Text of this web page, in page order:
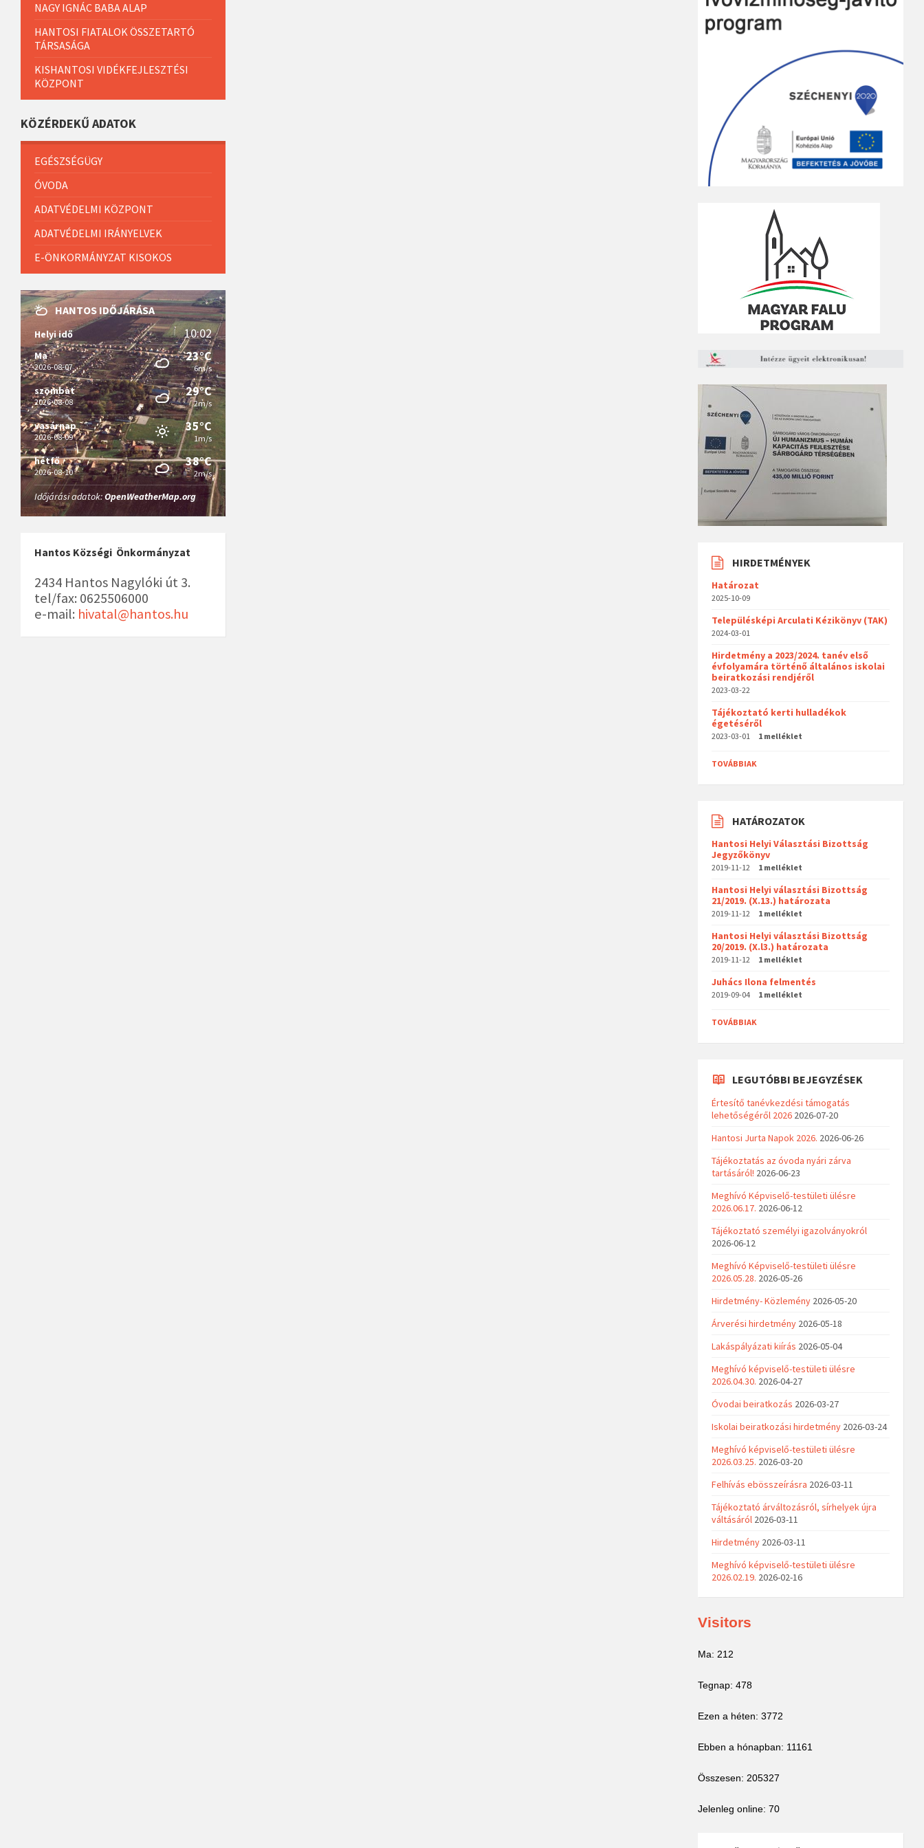
NAGY IGNÁC BABA ALAP
HANTOSI FIATALOK ÖSSZETARTÓ
TÁRSASÁGA
KISHANTOSI VIDÉKFEJLESZTÉSI
KÖZPONT
KÖZÉRDEKŰ ADATOK
EGÉSZSÉGÜGY
ÓVODA
ADATVÉDELMI KÖZPONT
ADATVÉDELMI IRÁNYELVEK
E-ÖNKORMÁNYZAT KISOKOS
HANTOS IDŐJÁRÁSA
Helyi idő 10:02
Ma
2026-08-07
23°C
6m/s
szombat
2026-08-08
29°C
2m/s
vasárnap
2026-08-09
35°C
1m/s
hétfő
2026-08-10
38°C
2m/s
Időjárási adatok:OpenWeatherMap.org
Hantos Községi Önkormányzat
2434 Hantos Nagylóki út 3.
tel/fax: 0625506000
e-mail: hivatal@hantos.hu
HIRDETMÉNYEK
Határozat
2025-10-09
Településképi Arculati Kézikönyv (TAK)
2024-03-01
Hirdetmény a 2023/2024. tanév első
évfolyamára történő általános iskolai
beiratkozási rendjéről
2023-03-22
Tájékoztató kerti hulladékok
égetéséről
2023-03-01 1 melléklet
TOVÁBBIAK
HATÁROZATOK
Hantosi Helyi Választási Bizottság
Jegyzőkönyv
2019-11-12 1 melléklet
Hantosi Helyi választási Bizottság
21/2019. (X.13.) határozata
2019-11-12 1 melléklet
Hantosi Helyi választási Bizottság
20/2019. (X.l3.) határozata
2019-11-12 1 melléklet
Juhács Ilona felmentés
2019-09-04 1 melléklet
TOVÁBBIAK
LEGUTÓBBI BEJEGYZÉSEK
Értesítő tanévkezdési támogatás
lehetőségéről 2026 2026-07-20
Hantosi Jurta Napok 2026. 2026-06-26
Tájékoztatás az óvoda nyári zárva
tartásáról! 2026-06-23
Meghívó Képviselő-testületi ülésre
2026.06.17. 2026-06-12
Tájékoztató személyi igazolványokról
2026-06-12
Meghívó Képviselő-testületi ülésre
2026.05.28. 2026-05-26
Hirdetmény- Közlemény 2026-05-20
Árverési hirdetmény 2026-05-18
Lakáspályázati kiírás 2026-05-04
Meghívó képviselő-testületi ülésre
2026.04.30. 2026-04-27
Óvodai beiratkozás 2026-03-27
Iskolai beiratkozási hirdetmény 2026-03-24
Meghívó képviselő-testületi ülésre
2026.03.25. 2026-03-20
Felhívás ebösszeírásra 2026-03-11
Tájékoztató árváltozásról, sírhelyek újra
váltásáról 2026-03-11
Hirdetmény 2026-03-11
Meghívó képviselő-testületi ülésre
2026.02.19. 2026-02-16
Visitors
Ma: 212
Tegnap: 478
Ezen a héten: 3772
Ebben a hónapban: 11161
Összesen: 205327
Jelenleg online: 70